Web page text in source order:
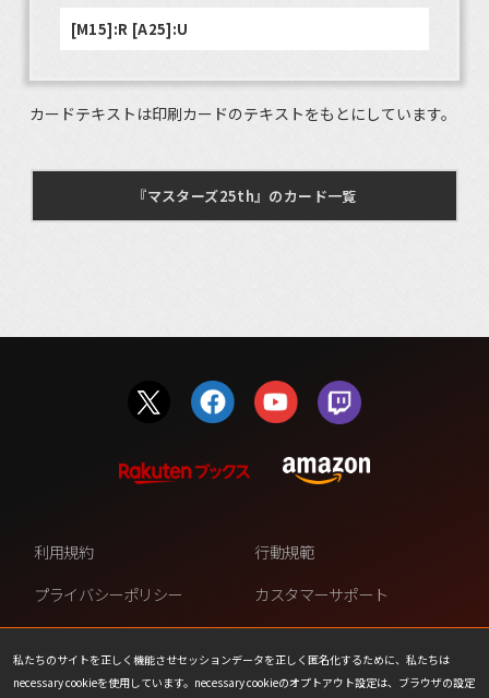
[M15]:R [A25]:U
カードテキストは印刷カードのテキストをもとにしています。
『マスターズ25th』のカード一覧
私たちのサイトを正しく機能させセッションデータを正しく匿名化するために、私たちは
necessary cookieを使用しています。necessary cookieのオプトアウト設定は、ブラウザの設定
利用規約
行動規範
プライバシーポリシー
カスタマーサポート
ファンコンテンツ・ポリシー
個人情報の販売や共有を許可し
ない